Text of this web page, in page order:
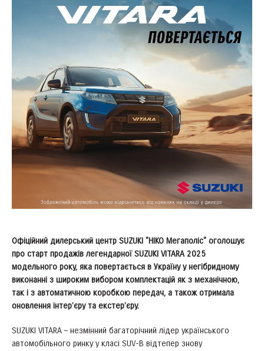
Офіційний дилерський центр SUZUKI "НІКО Мегаполіс" оголошує
про старт продажів легендарної SUZUKI VITARA 2025
модельного року, яка повертається в Україну у негібридному
виконанні з широким вибором комплектацій як з механічною,
так і з автоматичною коробкою передач, а також отримала
оновлення інтер’єру та екстер’єру.
SUZUKI VITARA – незмінний багаторічний лідер українського
автомобільного ринку у класі SUV-B відтепер знову